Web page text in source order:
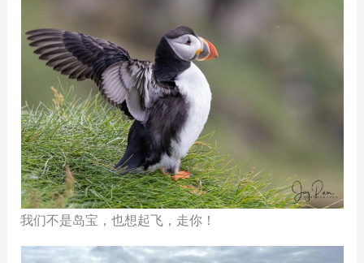
我们不是岛宝，也想起飞，走你！